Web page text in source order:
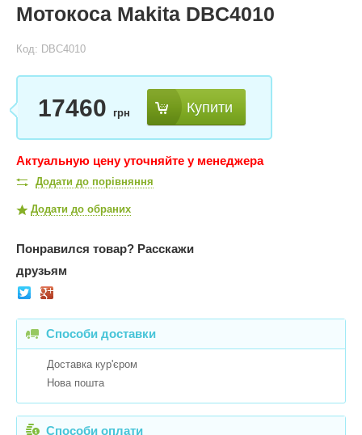
Мотокоса Makita DBC4010
Код: DBC4010
17460 грн Купити
Актуальную цену уточняйте у менеджера
Додати до порівняння
Додати до обраних
Понравился товар? Расскажи
друзьям
Способи доставки
Доставка кур'єром
Нова пошта
Способи оплати